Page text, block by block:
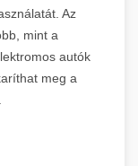
Az
mint a
autók
meg a